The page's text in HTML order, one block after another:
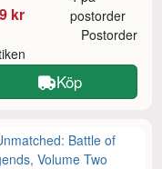
kr
postorder
Postorder
Köp